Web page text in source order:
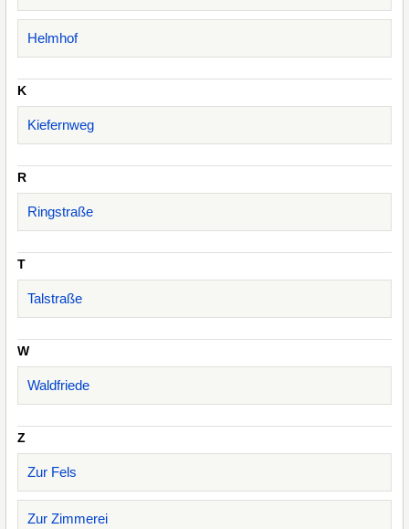
Helmhof
K
Kiefernweg
R
Ringstraße
T
Talstraße
W
Waldfriede
Z
Zur Fels
Zur Zimmerei